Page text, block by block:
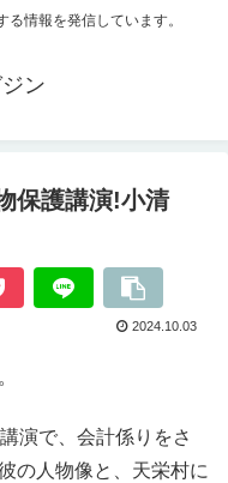
情報を発信しています。
ン
保護講演!小清
2024.10.03
演で、会計係りをさ
の人物像と、天栄村に